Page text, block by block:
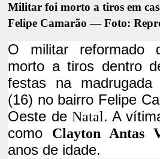
Militar foi morto a tiros em
Felipe Camarão — Foto:
O militar reformado
morto a tiros dentro
festas na madrugada
(16) no bairro Felipe
Oeste de Natal. A
como Clayton Antas
anos de idade.